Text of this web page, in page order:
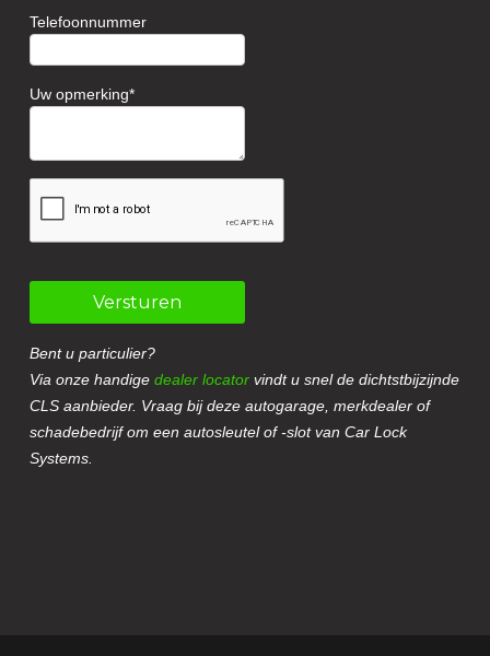
Telefoonnummer
Uw opmerking
Versturen
Bent u particulier?
Via onze handigedealer locator vindt u snel de dichtstbijzijnde
CLS aanbieder. Vraag bij deze autogarage, merkdealer of
schadebedrijf om een autosleutel of -slot van Car Lock
Systems.